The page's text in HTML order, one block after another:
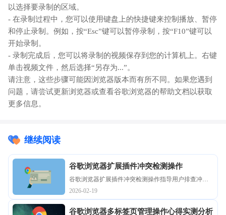
以选择要录制的区域。
- 在录制过程中，您可以使用键盘上的快捷键来控制播放、暂停
和停止录制。例如，按“Esc”键可以暂停录制，按“F10”键可以
开始录制。
- 录制完成后，您可以将录制的视频保存到您的计算机上。右键
单击视频文件，然后选择“另存为...”。
请注意，这些步骤可能因浏览器版本而有所不同。如果您遇到
问题，请尝试更新浏览器或查看谷歌浏览器的帮助文档以获取
更多信息。
继续阅读
谷歌浏览器扩展插件冲突检测操作
谷歌浏览器扩展插件冲突检测操作指导用户排查冲突
插件，保障浏览器运行顺畅，提高整体使用体验。
2026-02-19
谷歌浏览器多标签页管理操作心得实测分析